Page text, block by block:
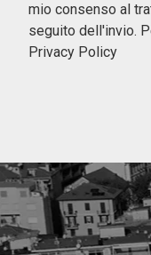
mio consenso al
seguito dell'invio.
Privacy Policy